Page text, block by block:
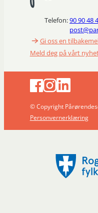
Telefon:90 90 48
Gi oss en
Meld deg på vårt
© Copyright
Personvernerklæring